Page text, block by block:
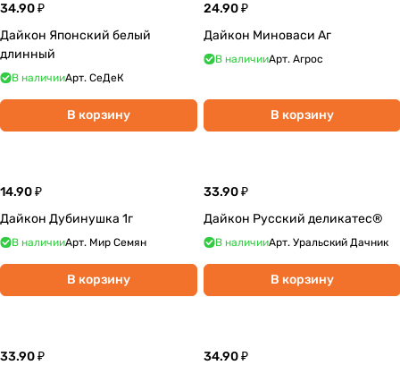
34.90 ₽
Дайкон Японский белый
длинный
В наличииАрт. СеДеК
В корзину
24.90 ₽
Дайкон Миноваси Аг
В наличииАрт. Агрос
В корзину
14.90 ₽
Дайкон Дубинушка 1г
В наличииАрт. Мир Семян
В корзину
33.90 ₽
Дайкон Русский деликатес®
В наличииАрт. Уральский Дачник
В корзину
33.90 ₽
34.90 ₽